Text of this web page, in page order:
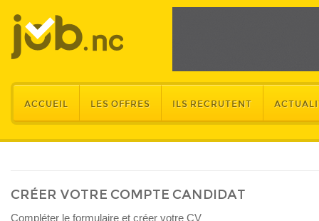
ACCUEIL LES OFFRES ILS RECRUTENT
CRÉER VOTRE COMPTE CANDIDAT
​Compléter le formulaire et créer votre CV